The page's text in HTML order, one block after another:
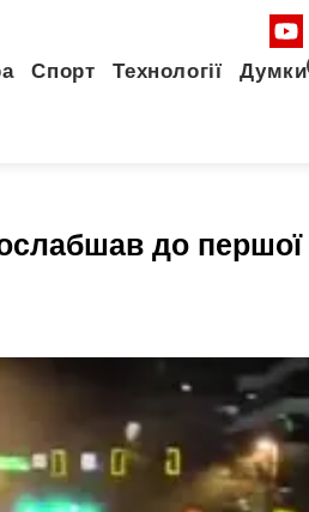
Спорт Технології Думки
до першої